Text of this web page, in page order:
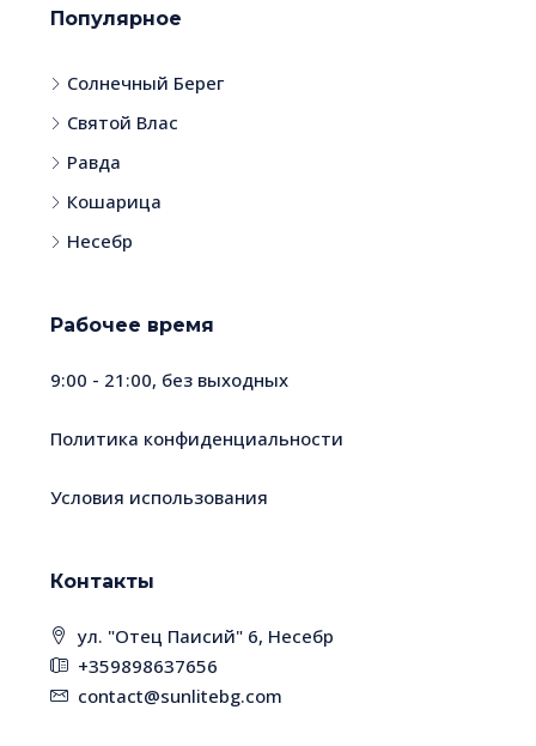
Популярное
Солнечный Берег
Святой Влас
Равда
Кошарица
Несебр
Рабочее время
9:00 - 21:00, без выходных
Политика конфиденциальности
Условия использования
Контакты
ул. "Отец Паисий" 6, Несебр
+359898637656
contact@sunlitebg.com